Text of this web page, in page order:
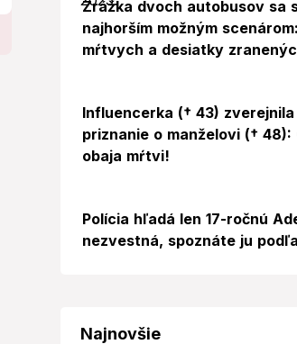
Zrážka dvoch autobusov sa
najhorším možným
mŕtvych a desiatky
Foto
Influencerka († 43)
priznanie o manželovi († 48):
obaja mŕtvi!
Polícia hľadá len 17-ročnú
nezvestná, spoznáte ju
Najnovšie